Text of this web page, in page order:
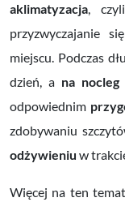
aklimatyzacja,
przyzwyczajanie
miejscu. Podczas
dzień, a na nocleg
odpowiednim
zdobywaniu
odżywieniu w
Więcej na ten